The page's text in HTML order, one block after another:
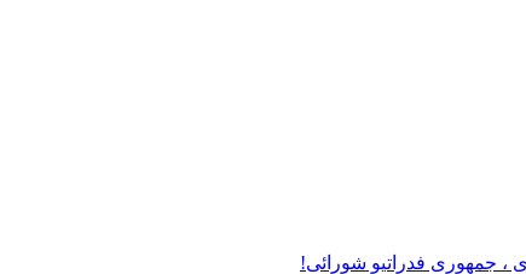
، جمهوری فدراتیو شورائی!